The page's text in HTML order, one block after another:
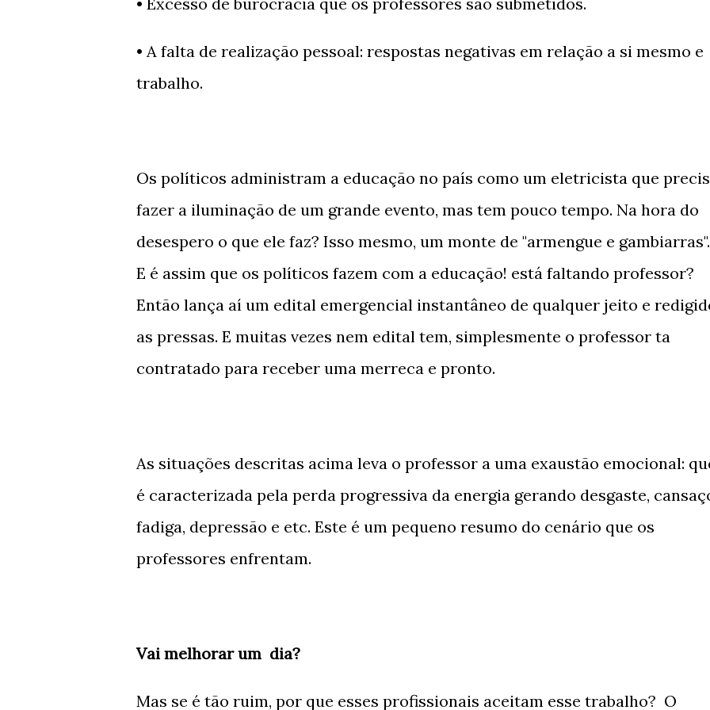
• A falta de realização pessoal: respostas negativas em relação a si mesmo e
trabalho.
Os políticos administram a educação no país como um eletricista que
fazer a iluminação de um grande evento, mas tem pouco tempo. Na hora do
desespero o que ele faz? Isso mesmo, um monte de "armengue e gambiarras".
E é assim que os políticos fazem com a educação! está faltando professor?
Então lança aí um edital emergencial instantâneo de qualquer jeito e
as pressas. E muitas vezes nem edital tem, simplesmente o professor ta
contratado para receber uma merreca e pronto.
As situações descritas acima leva o professor a uma exaustão emocional:
é caracterizada pela perda progressiva da energia gerando desgaste,
fadiga, depressão e etc. Este é um pequeno resumo do cenário que os
professores enfrentam.
Vai melhorar um dia?
Mas se é tão ruim, por que esses profissionais aceitam esse trabalho? O